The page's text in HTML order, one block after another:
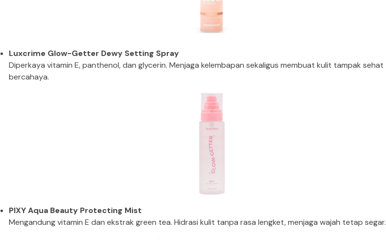
Luxcrime Glow-Getter Dewy Setting Spray
Diperkaya vitamin E, panthenol, dan glycerin. Menjaga kelembapan sekaligus membuat kulit tampak sehat
bercahaya.
PIXY Aqua Beauty Protecting Mist
Mengandung vitamin E dan ekstrak green tea. Hidrasi kulit tanpa rasa lengket, menjaga wajah tetap segar.